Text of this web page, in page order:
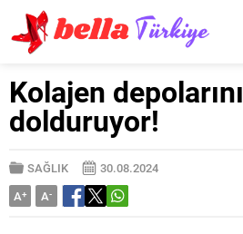
Kolajen depolarını
dolduruyor!
SAĞLIK
30.08.2024
A+ A-